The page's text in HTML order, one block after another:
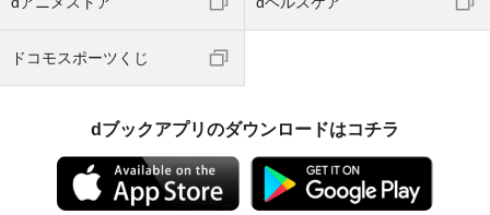
ドコモスポーツくじ
dブックアプリのダウンロードはコチラ